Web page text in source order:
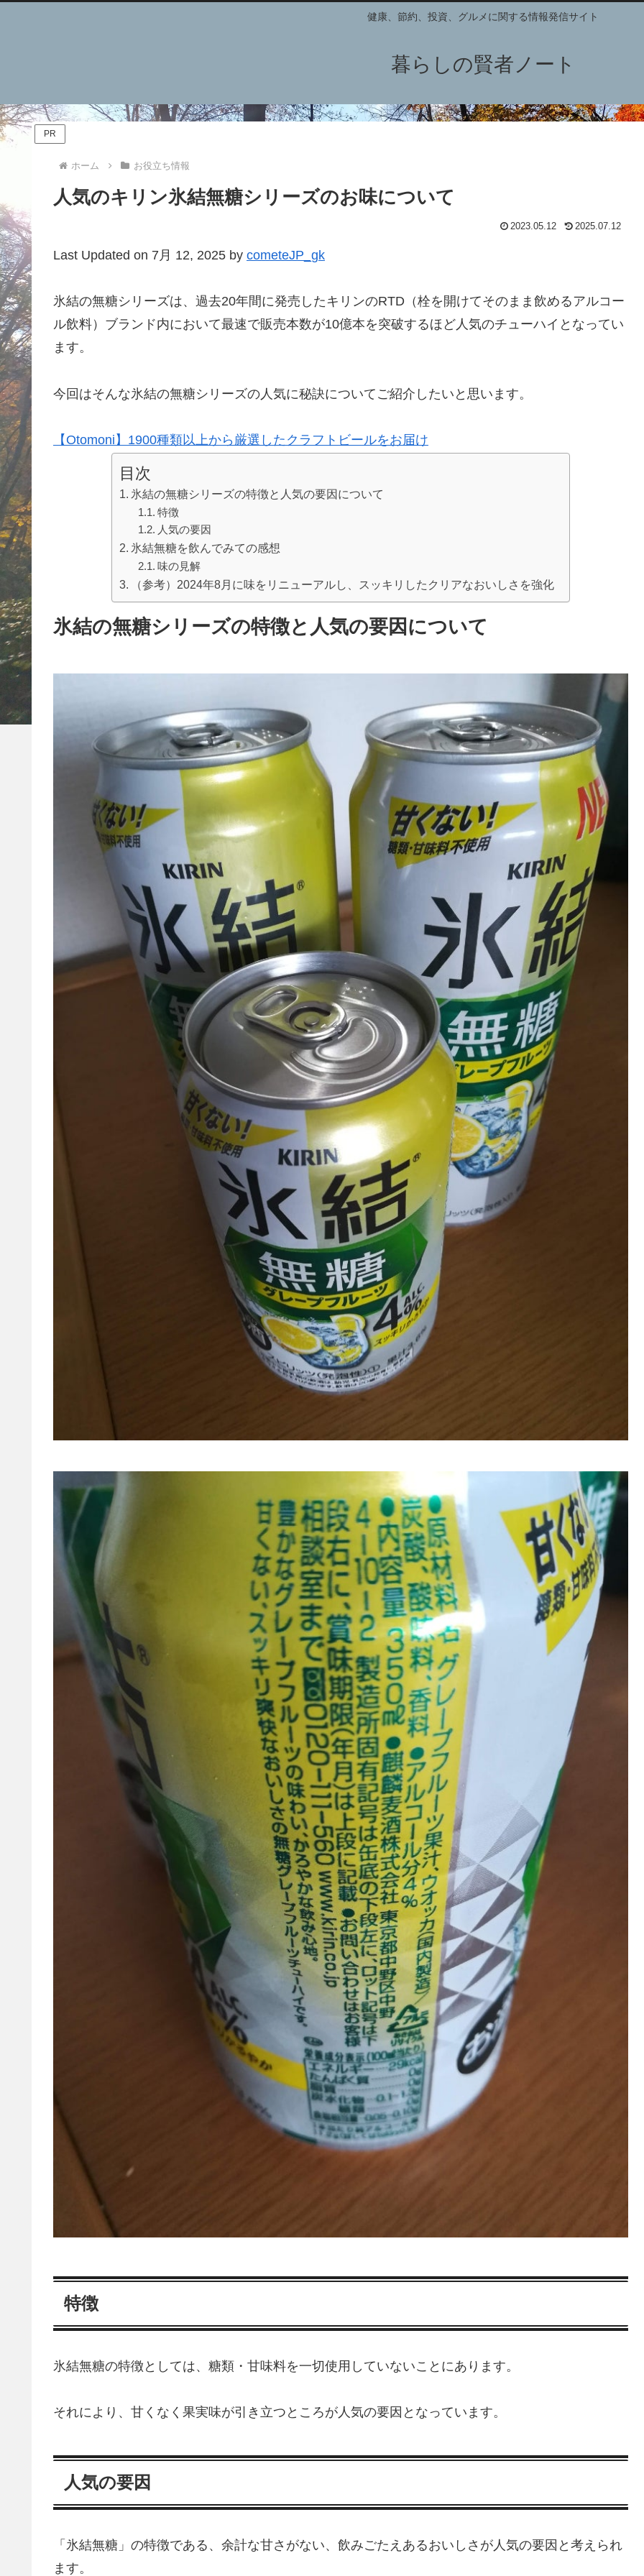
健康、節約、投資、グルメに関する情報発信サイト
暮らしの賢者ノート
PR
ホーム お役立ち情報
人気のキリン氷結無糖シリーズのお味について
2023.05.12 2025.07.12
Last Updated on 7月 12, 2025 by cometeJP_gk
氷結の無糖シリーズは、過去20年間に発売したキリンのRTD（栓を開けてそのまま飲めるアルコー
ル飲料）ブランド内において最速で販売本数が10億本を突破するほど人気のチューハイとなってい
ます。
今回はそんな氷結の無糖シリーズの人気に秘訣についてご紹介したいと思います。
【Otomoni】1900種類以上から厳選したクラフトビールをお届け
目次
氷結の無糖シリーズの特徴と人気の要因について
特徴
人気の要因
氷結無糖を飲んでみての感想
味の見解
（参考）2024年8月に味をリニューアルし、スッキリしたクリアなおいしさを強化
氷結の無糖シリーズの特徴と人気の要因について
特徴
氷結無糖の特徴としては、糖類・甘味料を一切使用していないことにあります。
それにより、甘くなく果実味が引き立つところが人気の要因となっています。
人気の要因
「氷結無糖」の特徴である、余計な甘さがない、飲みごたえあるおいしさが人気の要因と考えられ
ます。